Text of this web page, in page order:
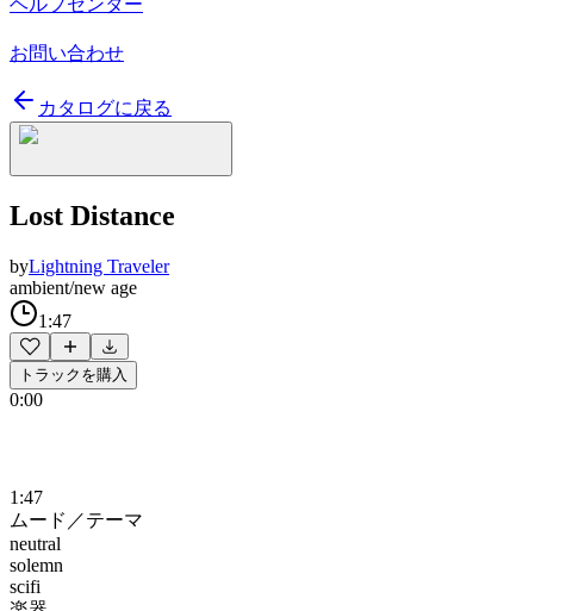
ヘルプセンター
お問い合わせ
カタログに戻る
Lost Distance
byLightning Traveler
ambient/new age
1:47
トラックを購入
0:00
1:47
ムード／テーマ
neutral
solemn
scifi